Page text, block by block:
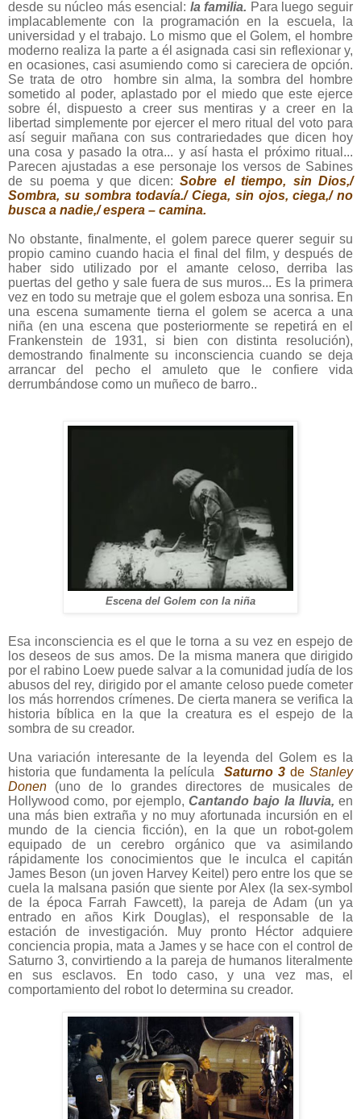
desde su núcleo más esencial: la familia. Para luego seguir
implacablemente con la programación en la escuela, la
universidad y el trabajo. Lo mismo que el Golem, el hombre
moderno realiza la parte a él asignada casi sin reflexionar y,
en ocasiones, casi asumiendo como si careciera de opción.
Se trata de otro hombre sin alma, la sombra del hombre
sometido al poder, aplastado por el miedo que este ejerce
sobre él, dispuesto a creer sus mentiras y a creer en la
libertad simplemente por ejercer el mero ritual del voto para
así seguir mañana con sus contrariedades que dicen hoy
una cosa y pasado la otra... y así hasta el próximo ritual...
Parecen ajustadas a ese personaje los versos de Sabines
de su poema y que dicen: Sobre el tiempo, sin Dios,/
Sombra, su sombra todavía./ Ciega, sin ojos, ciega,/ no
busca a nadie,/ espera – camina.
No obstante, finalmente, el golem parece querer seguir su
propio camino cuando hacia el final del film, y después de
haber sido utilizado por el amante celoso, derriba las
puertas del getho y sale fuera de sus muros... Es la primera
vez en todo su metraje que el golem esboza una sonrisa. En
una escena sumamente tierna el golem se acerca a una
niña (en una escena que posteriormente se repetirá en el
Frankenstein de 1931, si bien con distinta resolución),
demostrando finalmente su inconsciencia cuando se deja
arrancar del pecho el amuleto que le confiere vida
derrumbándose como un muñeco de barro..
Escena del Golem con la niña
Esa inconsciencia es el que le torna a su vez en espejo de
los deseos de sus amos. De la misma manera que dirigido
por el rabino Loew puede salvar a la comunidad judía de los
abusos del rey, dirigido por el amante celoso puede cometer
los más horrendos crímenes. De cierta manera se verifica la
historia bíblica en la que la creatura es el espejo de la
sombra de su creador.
Una variación interesante de la leyenda del Golem es la
historia que fundamenta la película Saturno 3 de Stanley
Donen
(uno de lo grandes directores de musicales de
Hollywood como, por ejemplo, Cantando bajo la lluvia, en
una más bien extraña y no muy afortunada incursión en el
mundo de la ciencia ficción), en la que un robot-golem
equipado de un cerebro orgánico que va asimilando
rápidamente los conocimientos que le inculca el capitán
James Beson (un joven Harvey Keitel) pero entre los que se
cuela la malsana pasión que siente por Alex (la sex-symbol
de la época Farrah Fawcett), la pareja de Adam (un ya
entrado en años Kirk Douglas), el responsable de la
estación de investigación. Muy pronto Héctor adquiere
conciencia propia, mata a James y se hace con el control de
Saturno 3, convirtiendo a la pareja de humanos literalmente
en sus esclavos. En todo caso, y una vez mas, el
comportamiento del robot lo determina su creador.